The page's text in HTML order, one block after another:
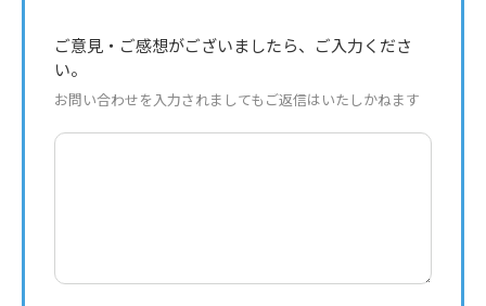
ご意見・ご感想がございましたら、ご入力くださ
い。
お問い合わせを入力されましてもご返信はいたしかねます